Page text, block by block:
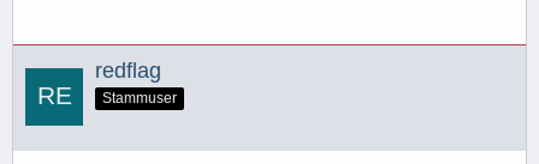
redflag
Stammuser